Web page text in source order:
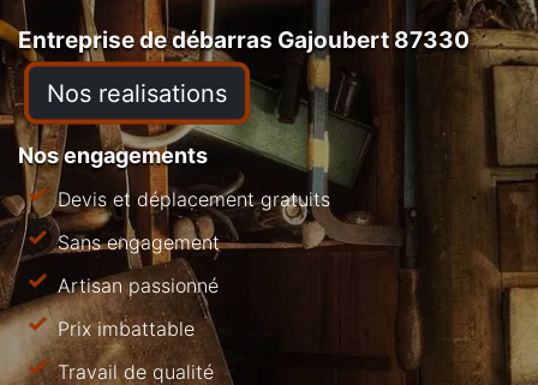
Entreprise de débarras Gajoubert 87330
Nos realisations
Nos engagements
Devis et déplacement gratuits
Sans engagement
Artisan passionné
Prix imbattable
Travail de qualité